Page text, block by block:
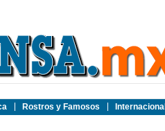
Rostros y Famosos Internacional